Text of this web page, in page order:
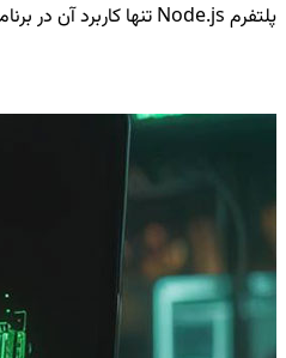
پلتفرم Node.js تنها کاربرد آن در برنامه های تحت وب نیست و از آن می توان در